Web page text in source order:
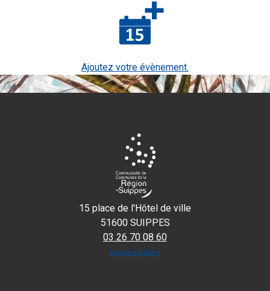
Ajoutez votre évènement.
15 place de l'Hôtel de ville
51600 SUIPPES
03 26 70 08 60
Mentions légales